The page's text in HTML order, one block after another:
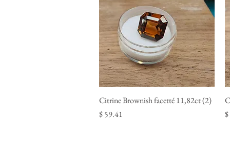
Quick View
Citrine Brownish facetté 11,82ct (2)
Price
$ 59.41